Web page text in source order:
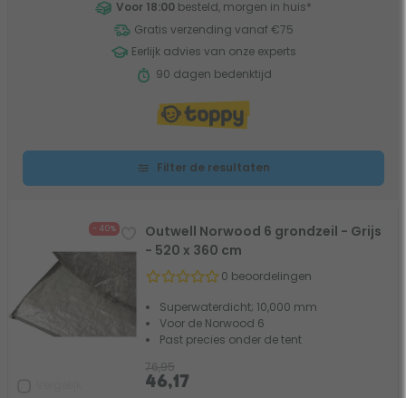
Voor 18:00 besteld, morgen in huis*
Gratis verzending vanaf €75
Eerlijk advies van onze experts
90 dagen bedenktijd
Filter de resultaten
- 40%
Outwell Norwood 6 grondzeil - Grijs
- 520 x 360 cm
0 beoordelingen
Superwaterdicht; 10,000 mm
Voor de Norwood 6
Past precies onder de tent
76,95
46,17